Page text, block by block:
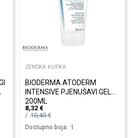
ZENSKA KUPKA
BIODERMA ATODERM
INTENSIVE PJENUŠAVI GEL
200ML
8,32 €
10,40€
Dostupno boja: 1